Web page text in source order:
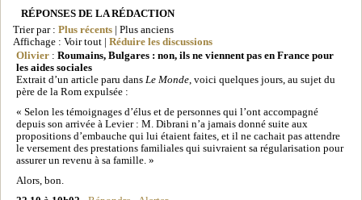
RÉPONSES DE LA RÉDACTION
Trier par : Plus récents | Plus anciens
Affichage : Voir tout | Réduire les discussions
Olivier : Roumains, Bulgares : non, ils ne viennent pas en France pour
les aides sociales
Extrait d’un article paru dans Le Monde , voici quelques jours, au sujet du
père de la Rom expulsée :
« Selon les témoignages d’élus et de personnes qui l’ont accompagné
depuis son arrivée à Levier : M. Dibrani n’a jamais donné suite aux
propositions d’embauche qui lui étaient faites, et il ne cachait pas attendre
le versement des prestations familiales qui suivraient sa régularisation pour
assurer un revenu à sa famille. »
Alors, bon.